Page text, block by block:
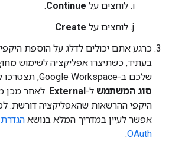
לוחצים על Continue
.
לוחצים על Create
.
כרגע אתם יכולים לדלג על הוספת
בעתיד, כשתיצרו אפליקציה לשימוש
שלכם ב-Google Workspace, תצטרכו לשנות את
סוג המשתמש ל-External. לאחר מכן
היקפי ההרשאות שהאפליקציה דורשת.
אפשר לעיין במדריך המלא בנושא
OAuth
.